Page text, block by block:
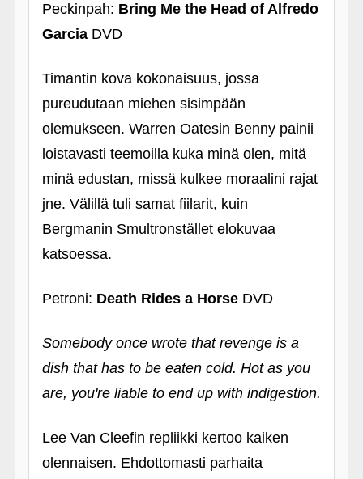
Peckinpah: Bring Me the Head of Alfredo
GarciaDVD
Timantin kova kokonaisuus, jossa
pureudutaan miehen sisimpään
olemukseen. Warren Oatesin Benny painii
loistavasti teemoilla kuka minä olen, mitä
minä edustan, missä kulkee moraalini rajat
jne. Välillä tuli samat fiilarit, kuin
Bergmanin Smultronstället elokuvaa
katsoessa.
Petroni: Death Rides a HorseDVD
Somebody once wrote that revenge is a
dish that has to be eaten cold. Hot as you
are, you're liable to end up with indigestion.
Lee Van Cleefin repliikki kertoo kaiken
olennaisen. Ehdottomasti parhaita